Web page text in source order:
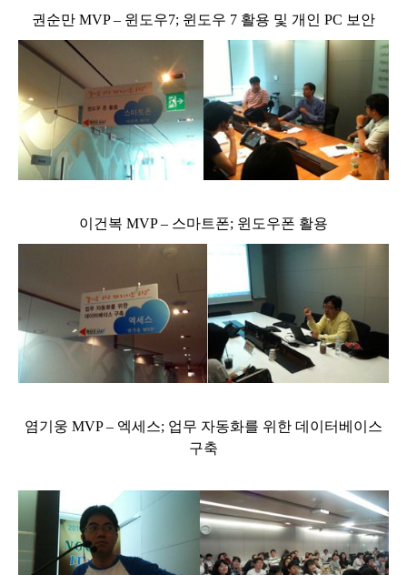
권순만 MVP – 윈도우7; 윈도우 7 활용 및 개인 PC 보안
이건복 MVP – 스마트폰; 윈도우폰 활용
염기웅 MVP – 엑세스; 업무 자동화를 위한 데이터베이스
구축